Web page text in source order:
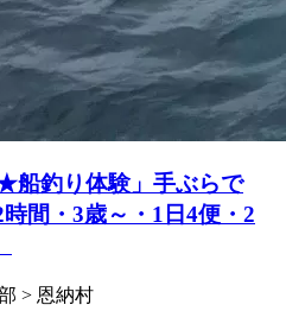
船釣り体験」手ぶらで
間・3歳～・1日4便・2
> 恩納村